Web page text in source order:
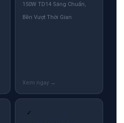
150W TD14 Sáng Chuẩn,
Bền Vượt Thời Gian
✓